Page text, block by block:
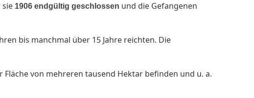
sie 1906 endgültig geschlossen und die Gefangenen
bis manchmal über 15 Jahre reichten. Die
von mehreren tausend Hektar befinden und u. a.